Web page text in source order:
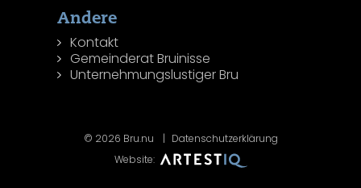
Andere
Kontakt
Gemeinderat Bruinisse
Unternehmungslustiger Bru
© 2026 Bru.nu
Datenschutzerklärung
Website: